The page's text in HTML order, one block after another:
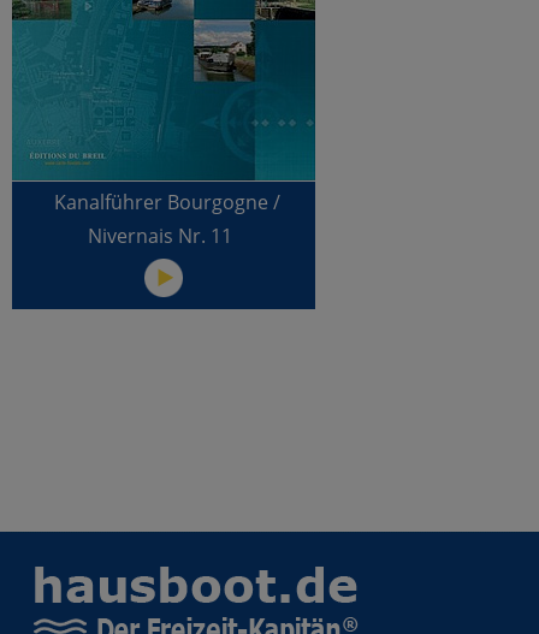
Kanalführer Bourgogne /
Nivernais Nr. 11